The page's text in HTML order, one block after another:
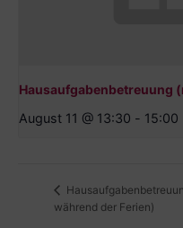
Hausaufgabenbetreuung
August 11 @ 13:30 - 15:00
während der Ferien)